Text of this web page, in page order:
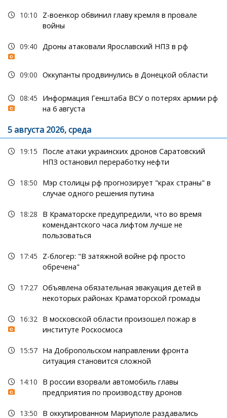
10:10
Z-военкор обвинил главу кремля в провале
войны
09:40 Дроны атаковали Ярославский НПЗ в рф
09:00 Оккупанты продвинулись в Донецкой области
08:45
Информация Генштаба ВСУ о потерях армии рф
на 6 августа
5 августа 2026, среда
19:15
После атаки украинских дронов Саратовский
НПЗ остановил переработку нефти
18:50
Мэр столицы рф прогнозирует "крах страны" в
случае одного решения путина
18:28
В Краматорске предупредили, что во время
комендантского часа лифтом лучше не
пользоваться
17:45
Z-блогер: "В затяжной войне рф просто
обречена"
17:27 Объявлена обязательная эвакуация детей в
некоторых районах Краматорской громады
16:32 В московской области произошел пожар в
институте Роскосмоса
15:57 На Добропольском направлении фронта
ситуация становится сложной
14:10
В россии взорвали автомобиль главы
предприятия по производству дронов
13:50 В оккупированном Мариуполе раздавались